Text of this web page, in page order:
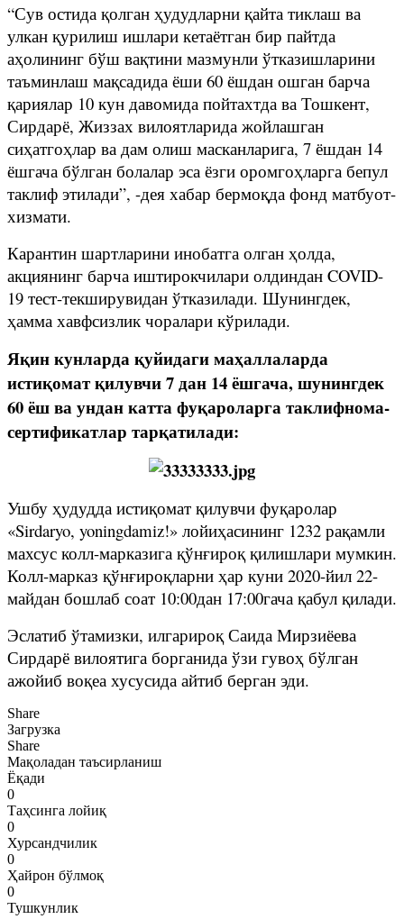
“Сув остида қолган ҳудудларни қайта тиклаш ва
улкан қурилиш ишлари кетаётган бир пайтда
аҳолининг бўш вақтини мазмунли ўтказишларини
таъминлаш мақсадида ёши 60 ёшдан ошган барча
қариялар 10 кун давомида пойтахтда ва Тошкент,
Сирдарё, Жиззах вилоятларида жойлашган
сиҳатгоҳлар ва дам олиш масканларига, 7 ёшдан 14
ёшгача бўлган болалар эса ёзги оромгоҳларга бепул
таклиф этилади”, -дея хабар бермоқда фонд матбуот-
хизмати.
Карантин шартларини инобатга олган ҳолда,
акциянинг барча иштирокчилари олдиндан COVID-
19 тест-текширувидан ўтказилади. Шунингдек,
ҳамма хавфсизлик чоралари кўрилади.
Яқин кунларда қуйидаги маҳаллаларда
истиқомат қилувчи 7 дан 14 ёшгача, шунингдек
60 ёш ва ундан катта фуқароларга таклифнома-
сертификатлар тарқатилади:
Ушбу ҳудудда истиқомат қилувчи фуқаролар
«Sirdaryo, yoningdamiz!» лойиҳасининг 1232 рақамли
махсус колл-марказига қўнғироқ қилишлари мумкин.
Колл-марказ қўнғироқларни ҳар куни 2020-йил 22-
майдан бошлаб соат 10:00дан 17:00гача қабул қилади.
Эслатиб ўтамизки, илгарироқ Саида Мирзиёева
Сирдарё вилоятига борганида ўзи гувоҳ бўлган
ажойиб воқеа хусусида айтиб берган эди.
Share
Загрузка
Share
Мақоладан таъсирланиш
Ёқади
0
Таҳсинга лойиқ
0
Хурсандчилик
0
Ҳайрон бўлмоқ
0
Тушкунлик